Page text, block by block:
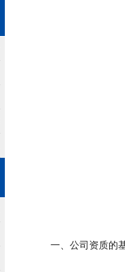
一、公司资质的